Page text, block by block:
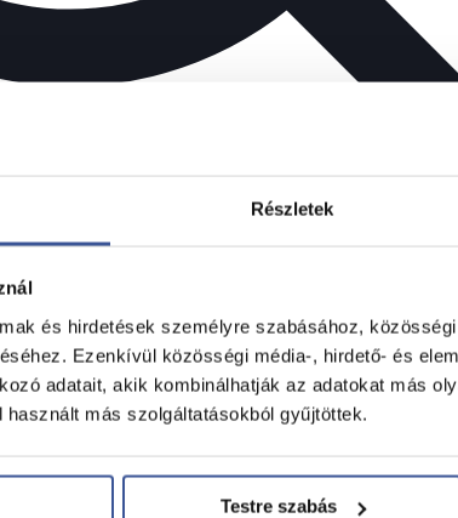
Részletek
és hirdetések személyre szabásához,
Ezenkívül közösségi média-, hirdető- és
adatait, akik kombinálhatják az adatokat más
más szolgáltatásokból gyűjtöttek.
Testre szabás